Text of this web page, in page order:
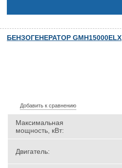
БЕНЗОГЕНЕРАТОР GMH15000ELX
Добавить к сравнению
Максимальная
мощность, кВт:
Двигатель: